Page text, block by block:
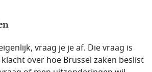
vraag je je af. Die vraag is
over hoe Brussel zaken beslist